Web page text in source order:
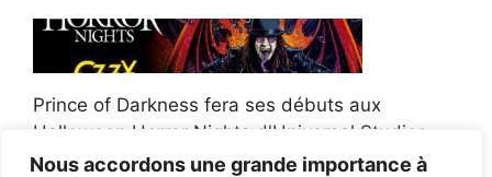
Nous accordons une grande importance à
Prince of Darkness fera ses débuts aux
Halloween Horror Nights d'Universal Studios